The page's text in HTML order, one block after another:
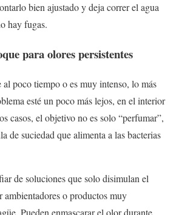
bien ajustado y deja correr el agua
hay fugas.
para olores persistentes
poco tiempo o es muy intenso, lo más
esté un poco más lejos, en el interior
casos, el objetivo no es solo “perfumar”,
de suciedad que alimenta a las bacterias
de soluciones que solo disimulan el
ambientadores o productos muy
Pueden enmascarar el olor durante